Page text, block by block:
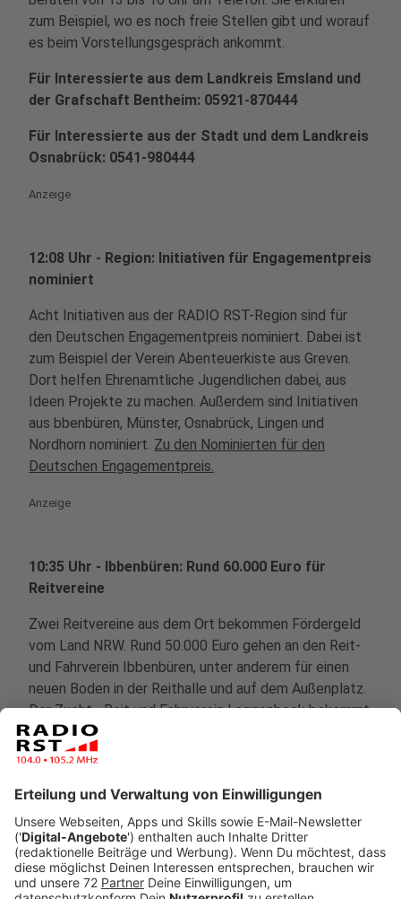
zum Beispiel, wo es noch freie Stellen gibt und worauf
es beim Vorstellungsgespräch ankommt.
Für Interessierte aus dem Landkreis Emsland und
der Grafschaft Bentheim: 05921-870444
Für Interessierte aus der Stadt und dem Landkreis
Osnabrück: 0541-980444
Anzeige
12:08 Uhr - Region: Initiativen für Engagementpreis
nominiert
Acht Initiativen aus der RADIO RST-Region sind für
den Deutschen Engagementpreis nominiert. Dabei ist
zum Beispiel der Verein Abenteuerkiste aus Greven.
Dort helfen Ehrenamtliche Jugendlichen dabei, aus
Ideen Projekte zu machen. Außerdem sind Initiativen
aus bbenbüren, Münster, Osnabrück, Lingen und
Nordhorn nominiert. Zu den Nominierten für den
Deutschen Engagementpreis.
Anzeige
10:35 Uhr - Ibbenbüren: Rund 60.000 Euro für
Reitvereine
Zwei Reitvereine aus dem Ort bekommen Fördergeld
vom Land NRW. Rund 50.000 Euro gehen an den Reit-
und Fahrverein Ibbenbüren, unter anderem für einen
neuen Boden in der Reithalle und auf dem Außenplatz.
Der Zucht-, Reit und Fahrverein Laggenbeck bekommt
rund 10.000 Euro, um das Reiterstübchen zu sanieren.
08:57 Uhr - Region: Diskussion um verkaufsoffene
Sonntage in der Coronakrise
Gewerkschaft Verdi im Münsterland ist gegen einen